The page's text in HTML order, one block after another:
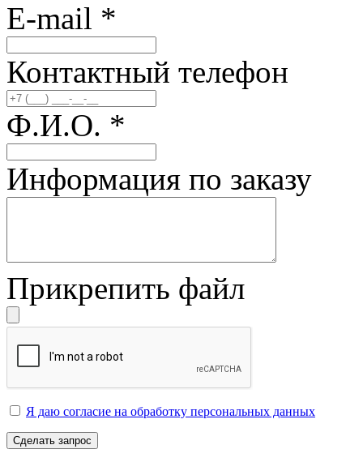
E-mail *
Контактный телефон
Ф.И.О. *
Информация по заказу
Прикрепить файл
Я даю согласие на обработку персональных данных
Сделать запрос